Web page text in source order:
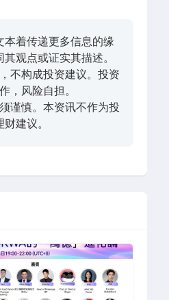
本着传递更多信息的缘
观点或证实其描述。
不构成投资建议。投资
，风险自担。
谨慎。本资讯不作为投
财建议。